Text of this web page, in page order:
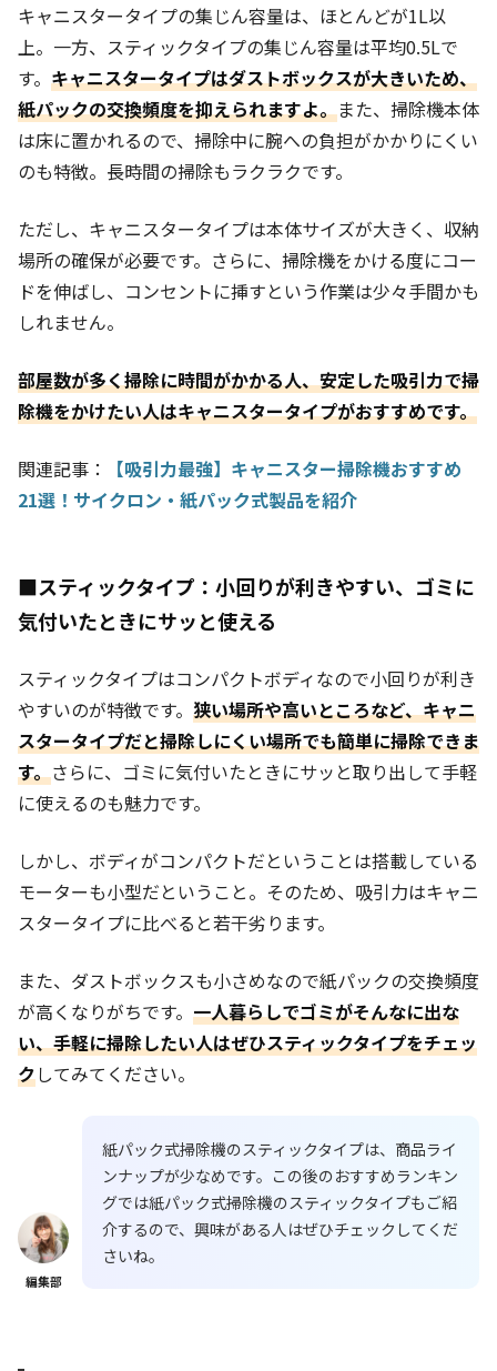
キャニスタータイプの集じん容量は、ほとんどが1L以
上。一方、スティックタイプの集じん容量は平均0.5Lで
す。 キャニスタータイプはダストボックスが大きいため、
紙パックの交換頻度を抑えられますよ。また、掃除機本体
は床に置かれるので、掃除中に腕への負担がかかりにくい
のも特徴。長時間の掃除もラクラクです。
ただし、キャニスタータイプは本体サイズが大きく、収納
場所の確保が必要です。さらに、掃除機をかける度にコー
ドを伸ばし、コンセントに挿すという作業は少々手間かも
しれません。
部屋数が多く掃除に時間がかかる人、安定した吸引力で掃
除機をかけたい人はキャニスタータイプがおすすめです。
関連記事：
【吸引力最強】キャニスター掃除機おすすめ
21選！サイクロン・紙パック式製品を紹介
■スティックタイプ：小回りが利きやすい、ゴミに
気付いたときにサッと使える
スティックタイプはコンパクトボディなので小回りが利き
やすいのが特徴です。 狭い場所や高いところなど、キャニ
スタータイプだと掃除しにくい場所でも簡単に掃除できま
す。さらに、ゴミに気付いたときにサッと取り出して手軽
に使えるのも魅力です。
しかし、ボディがコンパクトだということは搭載している
モーターも小型だということ。そのため、吸引力はキャニ
スタータイプに比べると若干劣ります。
また、ダストボックスも小さめなので紙パックの交換頻度
が高くなりがちです。 一人暮らしでゴミがそんなに出な
い、手軽に掃除したい人はぜひスティックタイプをチェッ
クしてみてください。
編集部
紙パック式掃除機のスティックタイプは、商品ライ
ンナップが少なめです。この後のおすすめランキン
グでは紙パック式掃除機のスティックタイプもご紹
介するので、興味がある人はぜひチェックしてくだ
さいね。